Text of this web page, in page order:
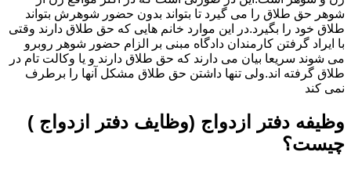
شوهر حق طلاق را می گیرد تا بتواند بدون حضور شوهرش بتواند
طلاق خود را بگیرد.در این موارد خانم هایی که حق طلاق دارند وقتی
با ایراد گرفتن کارمندان دادگاه مبنی بر الزام حضور شوهر روبرو
می شوند سریعا بیان می دارند که حق طلاق دارند و یا وکالت تام در
طلاق گرفته اند.ولی تنها داشتن حق طلاق مشکل آنها را برطرف
نمی کند
وظیفه دفتر ازدواج (وظایف دفتر ازدواج )
چیست؟